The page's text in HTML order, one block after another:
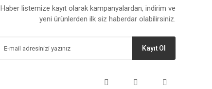
Haber listemize kayıt olarak kampanyalardan, indirim ve
yeni ürünlerden ilk siz haberdar olabilirsiniz.
Kayıt Ol